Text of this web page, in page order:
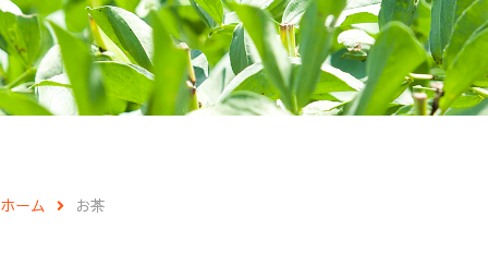
ホーム お茶